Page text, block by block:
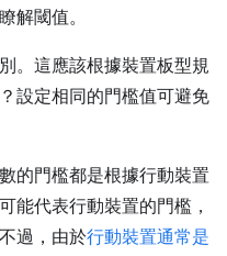
解閾值。
。這應該根據裝置板型規
設定相同的門檻值可避免
的門檻都是根據行動裝置
能代表行動裝置的門檻，
過，由於行動裝置通常是